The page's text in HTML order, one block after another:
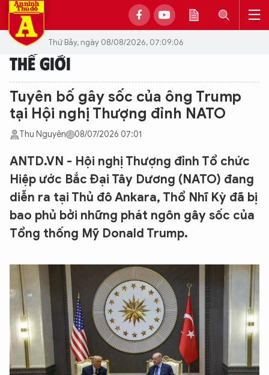
Thứ Bảy, ngày 08/08/2026, 07:09:06
THẾ GIỚI
Tuyên bố gây sốc của ông Trump
tại Hội nghị Thượng đỉnh NATO
Thu Nguyên 08/07/2026 07:01
ANTD.VN - Hội nghị Thượng đỉnh Tổ chức
Hiệp ước Bắc Đại Tây Dương (NATO) đang
diễn ra tại Thủ đô Ankara, Thổ Nhĩ Kỳ đã bị
bao phủ bởi những phát ngôn gây sốc của
Tổng thống Mỹ Donald Trump.